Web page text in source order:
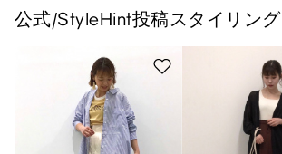
公式/StyleHint投稿スタイリング